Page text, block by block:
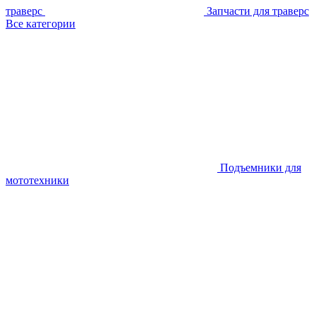
траверс
Запчасти для траверс
Все категории
Подъемники для
мототехники